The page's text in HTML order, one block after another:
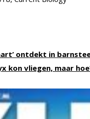
ontdekt in
kon vliegen, maar